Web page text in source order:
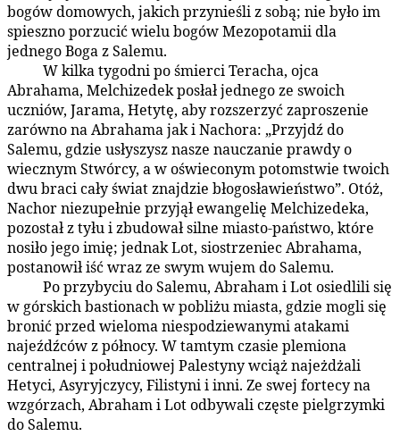
bogów domowych, jakich przynieśli z sobą; nie było im
spieszno porzucić wielu bogów Mezopotamii dla
jednego Boga z Salemu.
W kilka tygodni po śmierci Teracha, ojca
Abrahama, Melchizedek posłał jednego ze swoich
uczniów, Jarama, Hetytę, aby rozszerzyć zaproszenie
zarówno na Abrahama jak i Nachora: „Przyjdź do
Salemu, gdzie usłyszysz nasze nauczanie prawdy o
wiecznym Stwórcy, a w oświeconym potomstwie twoich
dwu braci cały świat znajdzie błogosławieństwo”. Otóż,
Nachor niezupełnie przyjął ewangelię Melchizedeka,
pozostał z tyłu i zbudował silne miasto-państwo, które
nosiło jego imię; jednak Lot, siostrzeniec Abrahama,
postanowił iść wraz ze swym wujem do Salemu.
Po przybyciu do Salemu, Abraham i Lot osiedlili się
w górskich bastionach w pobliżu miasta, gdzie mogli się
bronić przed wieloma niespodziewanymi atakami
najeźdźców z północy. W tamtym czasie plemiona
centralnej i południowej Palestyny wciąż najeżdżali
Hetyci, Asyryjczycy, Filistyni i inni. Ze swej fortecy na
wzgórzach, Abraham i Lot odbywali częste pielgrzymki
do Salemu.